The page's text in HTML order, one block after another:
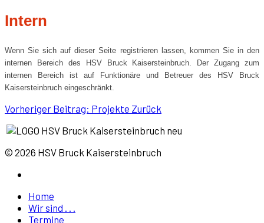
Intern
Wenn Sie sich auf dieser Seite registrieren lassen, kommen Sie in den
internen Bereich des HSV Bruck Kaisersteinbruch. Der Zugang zum
internen Bereich ist auf Funktionäre und Betreuer des HSV Bruck
Kaisersteinbruch eingeschränkt.
Vorheriger Beitrag: Projekte Zurück
© 2026 HSV Bruck Kaisersteinbruch
Home
Wir sind . . .
Termine